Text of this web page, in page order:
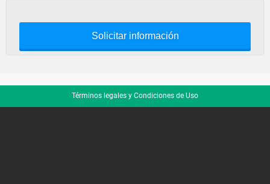
Solicitar información
Términos legales y Condiciones de Uso